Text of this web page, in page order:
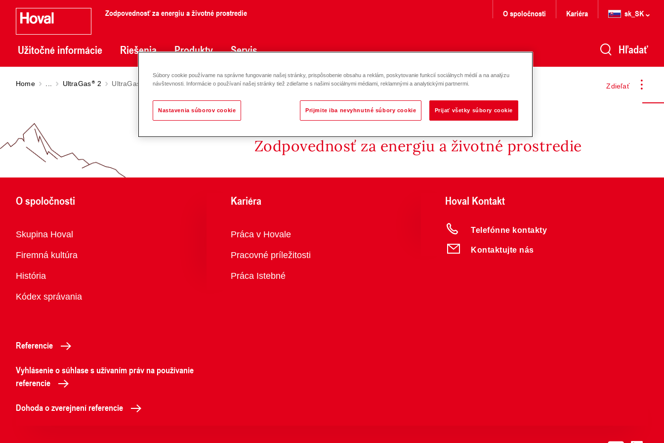
Zodpovednosť za energiu a životné prostredie
Užitočné informácie Riešenia Produkty Servis
O spoločnosti Kariéra sk_SK
Hľadať
Zdieľať
Home UltraGas 2 UltraGas 2 (125-500)
Zodpovednosť za energiu a životné prostredie
O spoločnosti
Prehľad
Skupina Hoval
Firemná kultúra
História
Kódex správania
Kariéra
Prehľad
Práca v Hovale
Pracovné príležitosti
Práca Istebné
Hoval Kontakt
Telefónne kontakty
Kontaktujte nás
Referencie
Vyhlásenie o súhlase s užívaním práv na používanie
referencie
Dohoda o zverejnení referencie
Súbory cookie používame na správne fungovanie našej stránky, prispôsobenie obsahu a reklám, poskytovanie funkcií sociálnych médií a na analýzu
návštevnosti. Informácie o používaní našej stránky tiež zdieľame s našimi sociálnymi médiami, reklamnými a analytickými partnermi.
Nastavenia súborov cookie Prijmite iba nevyhnutné súbory cookie Prijať všetky súbory cookie